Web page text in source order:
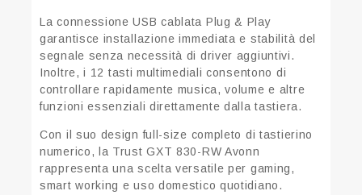
La connessione USB cablata Plug & Play
garantisce installazione immediata e stabilità del
segnale senza necessità di driver aggiuntivi.
Inoltre, i 12 tasti multimediali consentono di
controllare rapidamente musica, volume e altre
funzioni essenziali direttamente dalla tastiera.
Con il suo design full-size completo di tastierino
numerico, la Trust GXT 830-RW Avonn
rappresenta una scelta versatile per gaming,
smart working e uso domestico quotidiano.